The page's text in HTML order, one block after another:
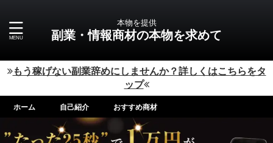
本物を提供
副業・情報商材の本物を求めて
もう稼げない副業辞めにしませんか？詳しくはこちらをタ
ップ
ホーム 自己紹介 おすすめ商材